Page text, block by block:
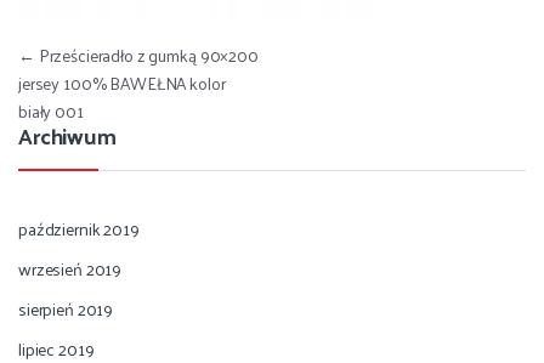
Nawigacja wpisu
← Prześcieradło z gumką 90×200
jersey 100% BAWEŁNA kolor
biały 001
Archiwum
październik 2019
wrzesień 2019
sierpień 2019
lipiec 2019